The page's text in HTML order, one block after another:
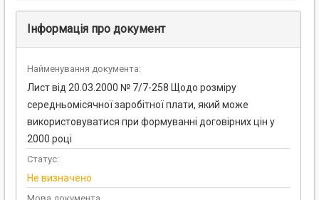
Інформація про документ
Найменування документа:
Лист від 20.03.2000 № 7/7-258 Щодо розміру
середньомісячної заробітної плати, який може
використовуватися при формуванні договірних цін у
2000 році
Статус:
Не визначено